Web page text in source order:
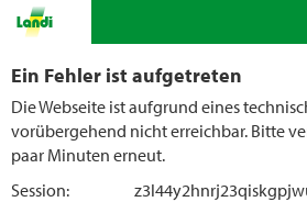
Ein Fehler ist aufgetreten
Die Webseite ist aufgrund eines
vorübergehend nicht erreichbar. Bitte
paar Minuten erneut.
Session: